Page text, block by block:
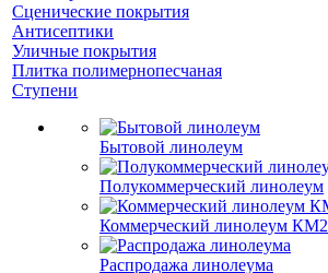
Сценические покрытия
Антисептики
Уличные покрытия
Плитка полимернопесчаная
Ступени
Бытовой линолеум
Полукоммерческий линолеум
Коммерческий линолеум КМ2
Распродажа линолеума